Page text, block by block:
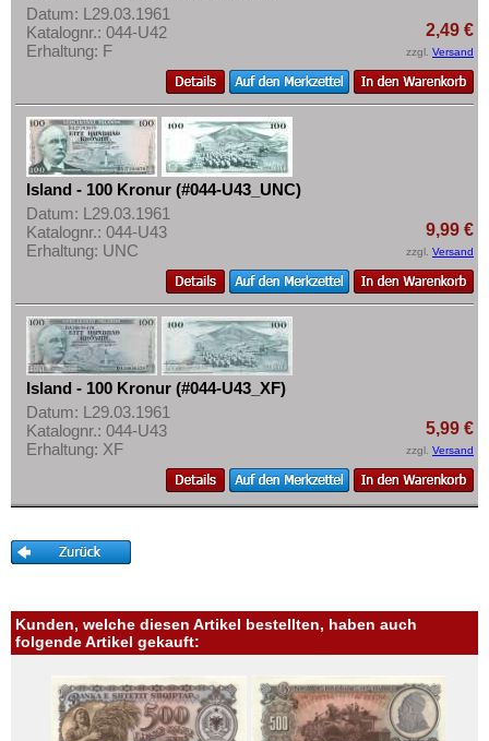
Datum: L29.03.1961
Katalognr.: 044-U42
Erhaltung: F
2,49 €
zzgl. Versand
Island - 100 Kronur (#044-U43_UNC)
Datum: L29.03.1961
Katalognr.: 044-U43
Erhaltung: UNC
9,99 €
zzgl. Versand
Island - 100 Kronur (#044-U43_XF)
Datum: L29.03.1961
Katalognr.: 044-U43
Erhaltung: XF
5,99 €
zzgl. Versand
Kunden, welche diesen Artikel bestellten, haben auch
folgende Artikel gekauft: